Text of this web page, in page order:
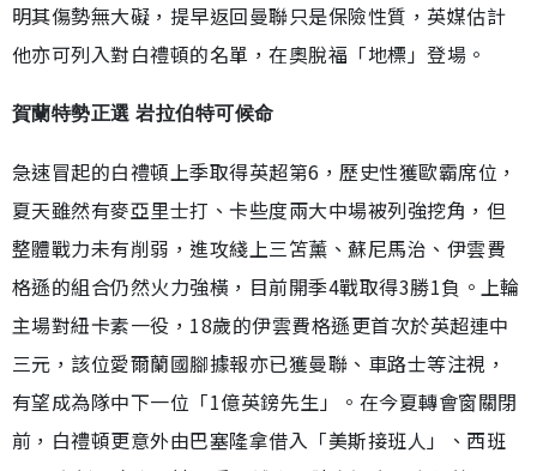
明其傷勢無大礙，提早返回曼聯只是保險性質，英媒估計
他亦可列入對白禮頓的名單，在奧脫福「地標」登場。
賀蘭特勢正選 岩拉伯特可候命
急速冒起的白禮頓上季取得英超第6，歷史性獲歐霸席位，
夏天雖然有麥亞里士打、卡些度兩大中場被列強挖角，但
整體戰力未有削弱，進攻綫上三笘薰、蘇尼馬治、伊雲費
格遜的組合仍然火力強橫，目前開季4戰取得3勝1負。上輪
主場對紐卡素一役，18歲的伊雲費格遜更首次於英超連中
三元，該位愛爾蘭國腳據報亦已獲曼聯、車路士等注視，
有望成為隊中下一位「1億英鎊先生」。在今夏轉會窗關閉
前，白禮頓更意外由巴塞隆拿借入「美斯接班人」、西班